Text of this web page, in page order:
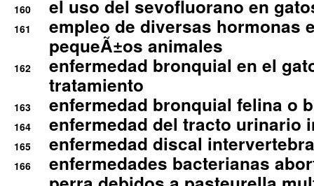
160 el uso del sevofluorano en
161
empleo de diversas hormonas
pequeÃ±os animales
162
enfermedad bronquial en el
tratamiento
163 enfermedad bronquial felina o
164 enfermedad del tracto urinario
165 enfermedad discal
166
enfermedades bacterianas